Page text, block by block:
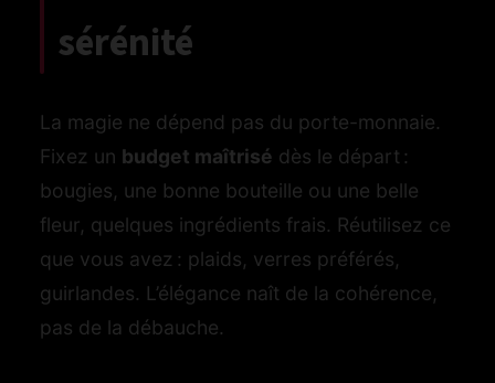
sérénité
La magie ne dépend pas du porte-monnaie.
Fixez un budget maîtrisé dès le départ :
bougies, une bonne bouteille ou une belle
fleur, quelques ingrédients frais. Réutilisez ce
que vous avez : plaids, verres préférés,
guirlandes. L’élégance naît de la cohérence,
pas de la débauche.